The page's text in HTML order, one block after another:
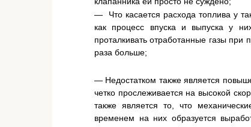
— Что касается расхода топлива у
как процесс впуска и выпуска у
проталкивать отработанные газы при
раза больше;
— Недостатком также является
четко прослеживается на высокой
также является то, что
временем на них образуется